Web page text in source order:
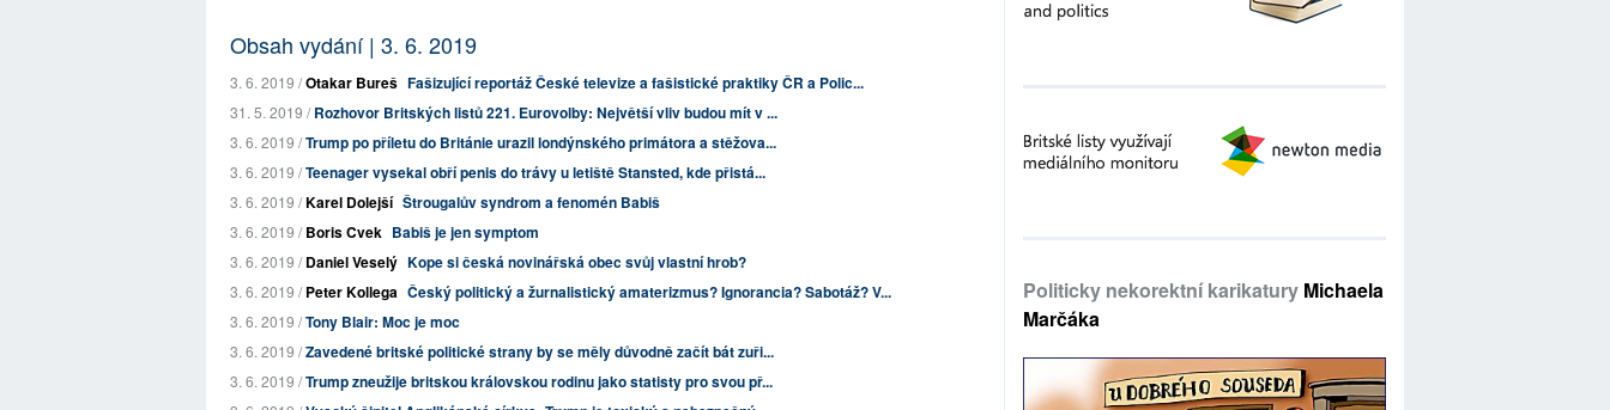
Obsah vydání | 3. 6. 2019
3. 6. 2019 /Otakar Bureš Fašizující reportáž České televize a fašistické praktiky ČR a Polic...
31. 5. 2019 /Rozhovor Britských listů 221. Eurovolby: Největší vliv budou mít v ...
3. 6. 2019 /Trump po příletu do Británie urazil londýnského primátora a stěžova...
3. 6. 2019 /Teenager vysekal obří penis do trávy u letiště Stansted, kde přistá...
3. 6. 2019 /Karel Dolejší Štrougalův syndrom a fenomén Babiš
3. 6. 2019 /Boris Cvek Babiš je jen symptom
3. 6. 2019 /Daniel Veselý Kope si česká novinářská obec svůj vlastní hrob?
3. 6. 2019 /Peter Kollega Český politický a žurnalistický amaterizmus? Ignorancia? Sabotáž? V...
3. 6. 2019 /Tony Blair: Moc je moc
3. 6. 2019 /Zavedené britské politické strany by se měly důvodně začít bát zuři...
3. 6. 2019 /Trump zneužije britskou královskou rodinu jako statisty pro svou př...
Politicky nekorektní karikatury Michaela
Marčáka